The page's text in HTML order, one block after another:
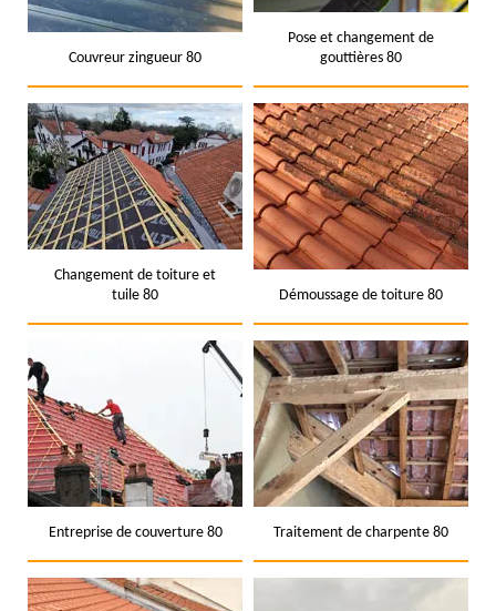
Couvreur zingueur 80
Pose et changement de
gouttières 80
Changement de toiture et
tuile 80
Démoussage de toiture 80
Entreprise de couverture 80 Traitement de charpente 80